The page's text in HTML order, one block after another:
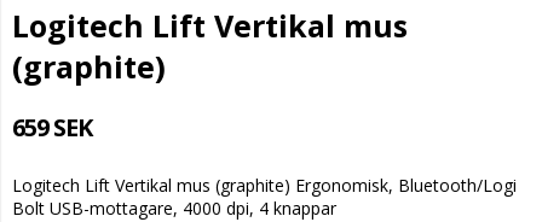
Logitech Lift Vertikal mus
(graphite)
659 SEK
Logitech Lift Vertikal mus (graphite) Ergonomisk, Bluetooth/Logi
Bolt USB-mottagare, 4000 dpi, 4 knappar